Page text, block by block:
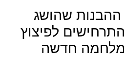
ההבנות שהושג
לפיצוץ
מלחמה חדשה